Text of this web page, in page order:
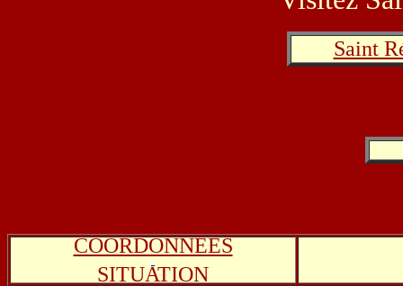
Saint
COORDONNEES
SITUATION